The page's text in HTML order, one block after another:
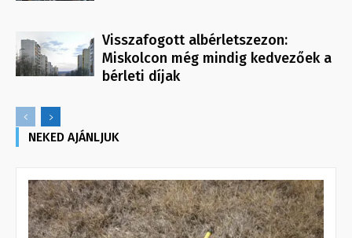
Visszafogott albérletszezon:
Miskolcon még mindig kedvezőek a
bérleti díjak
NEKED AJÁNLJUK